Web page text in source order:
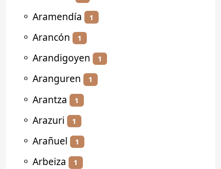
⚬ Aramendía 1
⚬ Arancón 1
⚬ Arandigoyen 1
⚬ Aranguren 1
⚬ Arantza 1
⚬ Arazuri 1
⚬ Arañuel 1
⚬ Arbeiza 1